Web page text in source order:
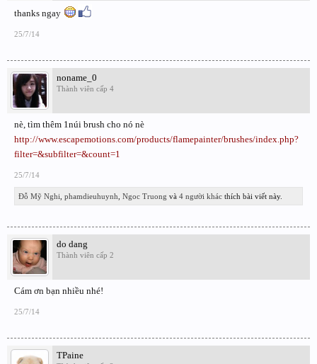
thanks ngay
25/7/14
noname_0
Thành viên cấp 4
nè, tìm thêm 1núi brush cho nó nè
http://www.escapemotions.com/products/flamepainter/brushes/index.php?
filter=&subfilter=&count=1
25/7/14
Đỗ Mỹ Nghi phamdieuhuynh Ngoc Truong và 4 người khác thích bài viết này.
do dang
Thành viên cấp 2
Cám ơn bạn nhiều nhé!
25/7/14
TPaine